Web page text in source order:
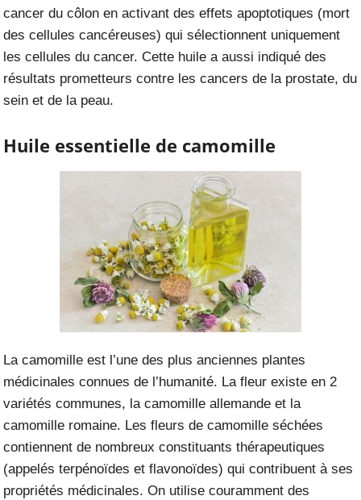
cancer du côlon en activant des effets apoptotiques (mort
des cellules cancéreuses) qui sélectionnent uniquement
les cellules du cancer. Cette huile a aussi indiqué des
résultats prometteurs contre les cancers de la prostate, du
sein et de la peau.
Huile essentielle de camomille
La camomille est l’une des plus anciennes plantes
médicinales connues de l’humanité. La fleur existe en 2
variétés communes, la camomille allemande et la
camomille romaine. Les fleurs de camomille séchées
contiennent de nombreux constituants thérapeutiques
(appelés terpénoïdes et flavonoïdes) qui contribuent à ses
propriétés médicinales. On utilise couramment des